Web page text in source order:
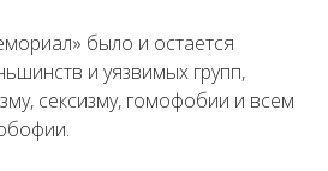
было и остается
и уязвимых групп,
сексизму, гомофобии и всем